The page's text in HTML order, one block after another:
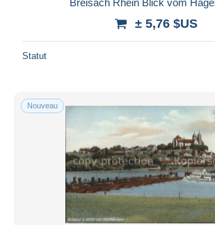
± 5,76 $US
Statut
Nouveau